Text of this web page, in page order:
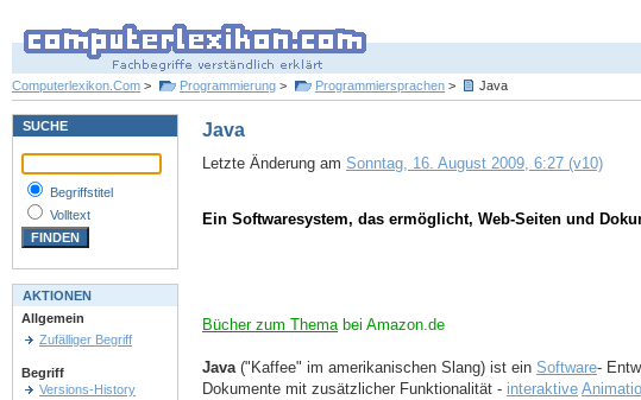
Computerlexikon.Com > Programmierung > Programmiersprachen > Java
Java
Letzte Änderung am Sonntag, 16. August 2009, 6:27 (v10)
Ein Softwaresystem, das ermöglicht, Web-Seiten und
Bücher zum Themabei Amazon.de
Java("Kaffee" im amerikanischen Slang) ist ein Software-
Dokumente mit zusätzlicher Funktionalität - interaktive
SUCHE
Begriffstitel
Volltext
AKTIONEN
Allgemein
Zufälliger Begriff
Begriff
Versions-History